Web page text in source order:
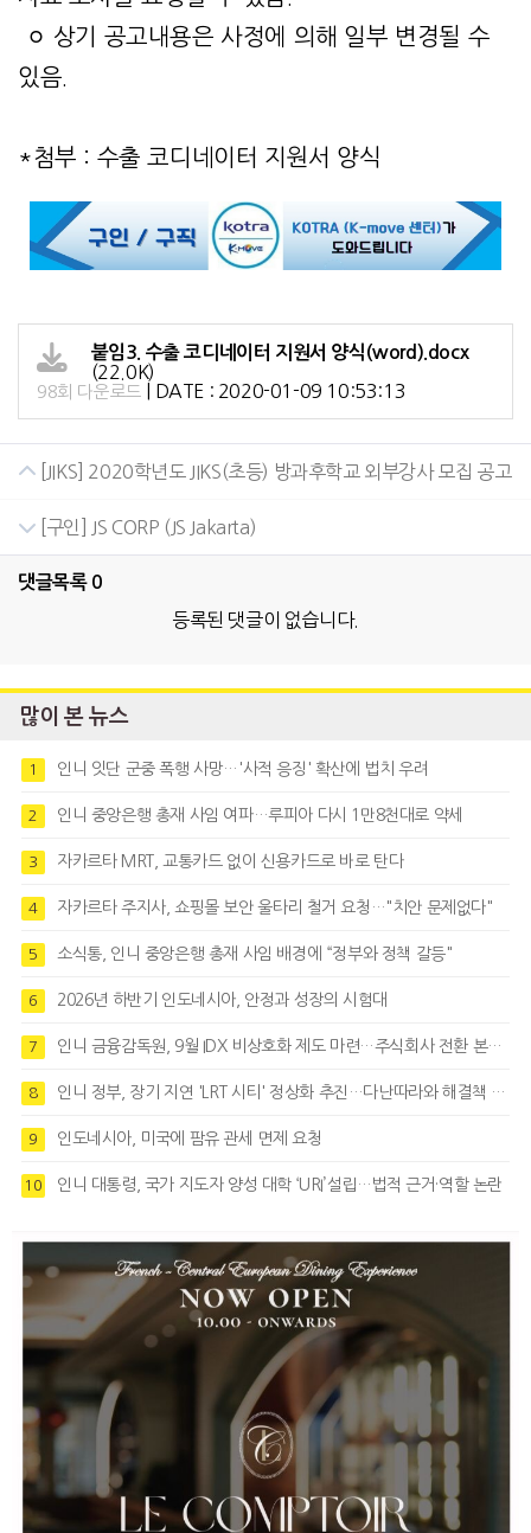
ㅇ 상기 공고내용은 사정에 의해 일부 변경될 수
있음.
*첨부 : 수출 코디네이터 지원서 양식
붙임3. 수출 코디네이터 지원서 양식(word).docx
(22.0K)
98회 다운로드 DATE : 2020-01-09 10:53:13
[JIKS] 2020학년도 JIKS(초등) 방과후학교 외부강사 모집 공고
[구인] JS CORP (JS Jakarta)
댓글목록 0
등록된 댓글이 없습니다.
많이 본 뉴스
1 인니 잇단 군중 폭행 사망…'사적 응징' 확산에 법치 우려
2 인니 중앙은행 총재 사임 여파…루피아 다시 1만8천대로 약세
3 자카르타 MRT, 교통카드 없이 신용카드로 바로 탄다
4 자카르타 주지사, 쇼핑몰 보안 울타리 철거 요청…"치안 문제없다"
5 소식통, 인니 중앙은행 총재 사임 배경에 “정부와 정책 갈등"
6 2026년 하반기 인도네시아, 안정과 성장의 시험대
7 인니 금융감독원, 9월 IDX 비상호화 제도 마련…주식회사 전환 본격화
8 인니 정부, 장기 지연 'LRT 시티' 정상화 추진…다난따라와 해결책 모색
9 인도네시아, 미국에 팜유 관세 면제 요청
10 인니 대통령, 국가 지도자 양성 대학 ‘URI’설립…법적 근거·역할 논란